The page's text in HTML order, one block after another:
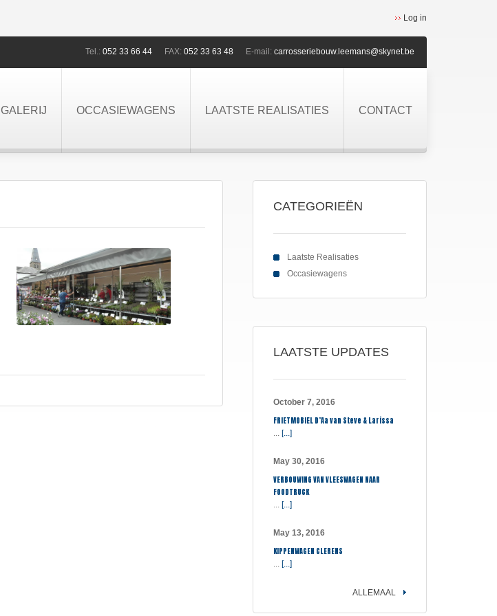
Log in
Tel.: 052 33 66 44 FAX: 052 33 63 48 E-mail: carrosseriebouw.leemans@skynet.be
GALERIJ OCCASIEWAGENS LAATSTE REALISATIES CONTACT
CATEGORIEËN
Laatste Realisaties
Occasiewagens
LAATSTE UPDATES
October 7, 2016
FRIETMOBIEL D’Aa van Steve & Larissa
... [...]
May 30, 2016
VERBOUWING VAN VLEESWAGEN NAAR
FOODTRUCK
... [...]
May 13, 2016
KIPPENWAGEN CLERENS
... [...]
ALLEMAAL